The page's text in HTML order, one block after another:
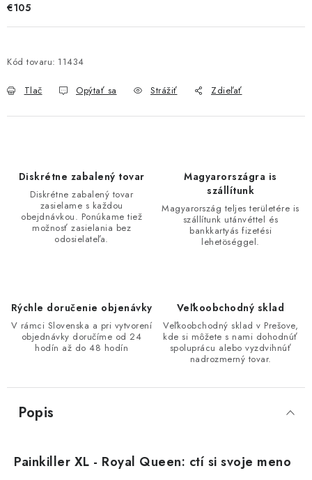
€105
Kód tovaru: 11434
Tlač Opýtať sa Strážiť Zdieľať
Diskrétne zabalený tovar
Diskrétne zabalený tovar
zasielame s každou
obejdnávkou. Ponúkame tiež
možnosť zasielania bez
odosielateľa.
Magyarországra is
szállítunk
Magyarország teljes területére is
szállítunk utánvéttel és
bankkartyás fizetési
lehetöséggel.
Rýchle doručenie objenávky
V rámci Slovenska a pri vytvorení
objednávky doručíme od 24
hodín až do 48 hodín
Veľkoobchodný sklad
Veľkoobchodný sklad v Prešove,
kde si môžete s nami dohodnúť
spoluprácu alebo vyzdvihnúť
nadrozmerný tovar.
Popis
Painkiller XL - Royal Queen: ctí si svoje meno